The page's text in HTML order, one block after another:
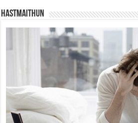
Hastmaithun